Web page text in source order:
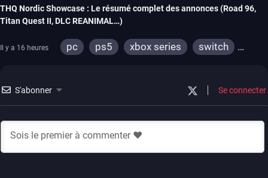
THQ Nordic Showcase : Le résumé complet des annonces (Road 96,
Titan Quest II, DLC REANIMAL…)
Il y a 16 heures pc ps5 xbox series
switch
S'abonner Se connecter